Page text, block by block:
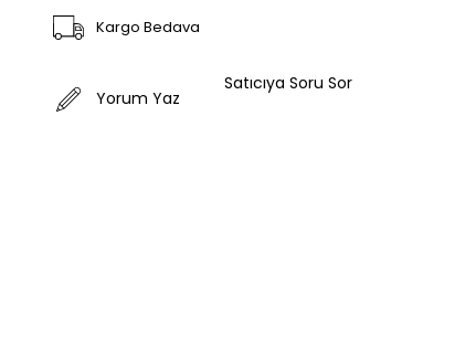
Kargo Bedava
Yorum Yaz
Satıcıya Soru Sor